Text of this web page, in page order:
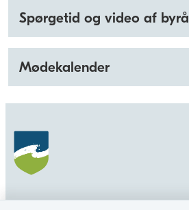
Spørgetid og video af
Mødekalender